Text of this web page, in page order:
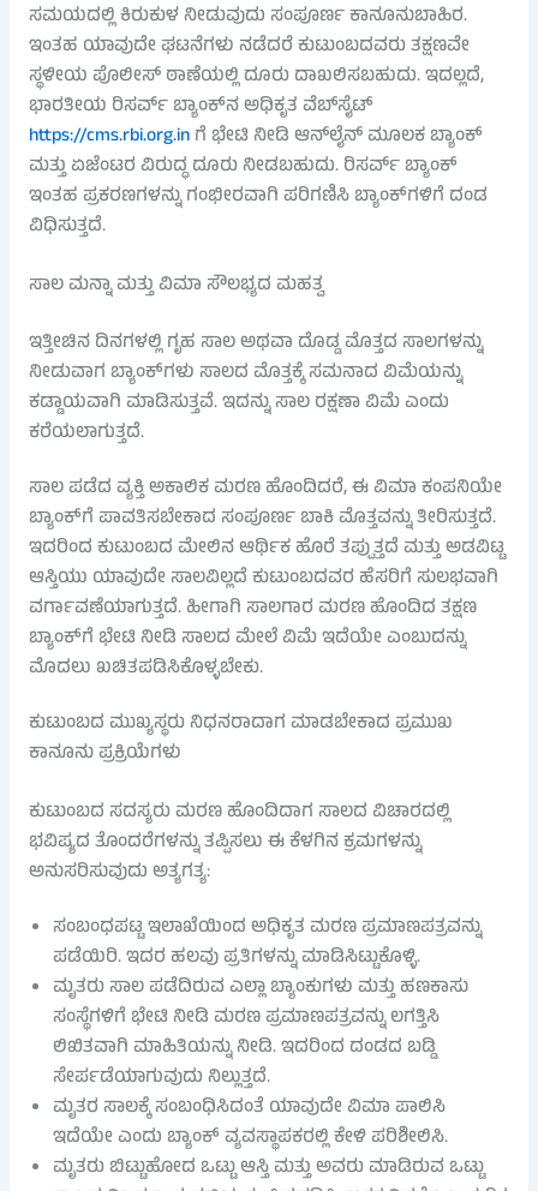
ಸಮಯದಲ್ಲಿ ಕಿರುಕುಳ ನೀಡುವುದು ಸಂಪೂರ್ಣ ಕಾನೂನುಬಾಹಿರ.
ಇಂತಹ ಯಾವುದೇ ಘಟನೆಗಳು ನಡೆದರೆ ಕುಟುಂಬದವರು ತಕ್ಷಣವೇ
ಸ್ಥಳೀಯ ಪೊಲೀಸ್ ಠಾಣೆಯಲ್ಲಿ ದೂರು ದಾಖಲಿಸಬಹುದು. ಇದಲ್ಲದೆ,
ಭಾರತೀಯ ರಿಸರ್ವ್ ಬ್ಯಾಂಕ್‌ನ ಅಧಿಕೃತ ವೆಬ್‌ಸೈಟ್
https://cms.rbi.org.inಗೆ ಭೇಟಿ ನೀಡಿ ಆನ್‌ಲೈನ್ ಮೂಲಕ ಬ್ಯಾಂಕ್
ಮತ್ತು ಏಜೆಂಟರ ವಿರುದ್ಧ ದೂರು ನೀಡಬಹುದು. ರಿಸರ್ವ್ ಬ್ಯಾಂಕ್
ಇಂತಹ ಪ್ರಕರಣಗಳನ್ನು ಗಂಭೀರವಾಗಿ ಪರಿಗಣಿಸಿ ಬ್ಯಾಂಕ್‌ಗಳಿಗೆ ದಂಡ
ವಿಧಿಸುತ್ತದೆ.
ಸಾಲ ಮನ್ನಾ ಮತ್ತು ವಿಮಾ ಸೌಲಭ್ಯದ ಮಹತ್ವ
ಇತ್ತೀಚಿನ ದಿನಗಳಲ್ಲಿ ಗೃಹ ಸಾಲ ಅಥವಾ ದೊಡ್ಡ ಮೊತ್ತದ ಸಾಲಗಳನ್ನು
ನೀಡುವಾಗ ಬ್ಯಾಂಕ್‌ಗಳು ಸಾಲದ ಮೊತ್ತಕ್ಕೆ ಸಮನಾದ ವಿಮೆಯನ್ನು
ಕಡ್ಡಾಯವಾಗಿ ಮಾಡಿಸುತ್ತವೆ. ಇದನ್ನು ಸಾಲ ರಕ್ಷಣಾ ವಿಮೆ ಎಂದು
ಕರೆಯಲಾಗುತ್ತದೆ.
ಸಾಲ ಪಡೆದ ವ್ಯಕ್ತಿ ಅಕಾಲಿಕ ಮರಣ ಹೊಂದಿದರೆ, ಈ ವಿಮಾ ಕಂಪನಿಯೇ
ಬ್ಯಾಂಕ್‌ಗೆ ಪಾವತಿಸಬೇಕಾದ ಸಂಪೂರ್ಣ ಬಾಕಿ ಮೊತ್ತವನ್ನು ತೀರಿಸುತ್ತದೆ.
ಇದರಿಂದ ಕುಟುಂಬದ ಮೇಲಿನ ಆರ್ಥಿಕ ಹೊರೆ ತಪ್ಪುತ್ತದೆ ಮತ್ತು ಅಡವಿಟ್ಟ
ಆಸ್ತಿಯು ಯಾವುದೇ ಸಾಲವಿಲ್ಲದೆ ಕುಟುಂಬದವರ ಹೆಸರಿಗೆ ಸುಲಭವಾಗಿ
ವರ್ಗಾವಣೆಯಾಗುತ್ತದೆ. ಹೀಗಾಗಿ ಸಾಲಗಾರ ಮರಣ ಹೊಂದಿದ ತಕ್ಷಣ
ಬ್ಯಾಂಕ್‌ಗೆ ಭೇಟಿ ನೀಡಿ ಸಾಲದ ಮೇಲೆ ವಿಮೆ ಇದೆಯೇ ಎಂಬುದನ್ನು
ಮೊದಲು ಖಚಿತಪಡಿಸಿಕೊಳ್ಳಬೇಕು.
ಕುಟುಂಬದ ಮುಖ್ಯಸ್ಥರು ನಿಧನರಾದಾಗ ಮಾಡಬೇಕಾದ ಪ್ರಮುಖ
ಕಾನೂನು ಪ್ರಕ್ರಿಯೆಗಳು
ಕುಟುಂಬದ ಸದಸ್ಯರು ಮರಣ ಹೊಂದಿದಾಗ ಸಾಲದ ವಿಚಾರದಲ್ಲಿ
ಭವಿಷ್ಯದ ತೊಂದರೆಗಳನ್ನು ತಪ್ಪಿಸಲು ಈ ಕೆಳಗಿನ ಕ್ರಮಗಳನ್ನು
ಅನುಸರಿಸುವುದು ಅತ್ಯಗತ್ಯ:
ಸಂಬಂಧಪಟ್ಟ ಇಲಾಖೆಯಿಂದ ಅಧಿಕೃತ ಮರಣ ಪ್ರಮಾಣಪತ್ರವನ್ನು
ಪಡೆಯಿರಿ. ಇದರ ಹಲವು ಪ್ರತಿಗಳನ್ನು ಮಾಡಿಸಿಟ್ಟುಕೊಳ್ಳಿ.
ಮೃತರು ಸಾಲ ಪಡೆದಿರುವ ಎಲ್ಲಾ ಬ್ಯಾಂಕುಗಳು ಮತ್ತು ಹಣಕಾಸು
ಸಂಸ್ಥೆಗಳಿಗೆ ಭೇಟಿ ನೀಡಿ ಮರಣ ಪ್ರಮಾಣಪತ್ರವನ್ನು ಲಗತ್ತಿಸಿ
ಲಿಖಿತವಾಗಿ ಮಾಹಿತಿಯನ್ನು ನೀಡಿ. ಇದರಿಂದ ದಂಡದ ಬಡ್ಡಿ
ಸೇರ್ಪಡೆಯಾಗುವುದು ನಿಲ್ಲುತ್ತದೆ.
ಮೃತರ ಸಾಲಕ್ಕೆ ಸಂಬಂಧಿಸಿದಂತೆ ಯಾವುದೇ ವಿಮಾ ಪಾಲಿಸಿ
ಇದೆಯೇ ಎಂದು ಬ್ಯಾಂಕ್ ವ್ಯವಸ್ಥಾಪಕರಲ್ಲಿ ಕೇಳಿ ಪರಿಶೀಲಿಸಿ.
ಮೃತರು ಬಿಟ್ಟುಹೋದ ಒಟ್ಟು ಆಸ್ತಿ ಮತ್ತು ಅವರು ಮಾಡಿರುವ ಒಟ್ಟು